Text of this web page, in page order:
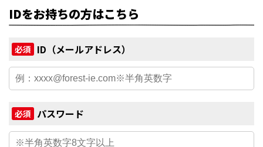
IDをお持ちの方はこちら
必須 ID（メールアドレス）
必須 パスワード